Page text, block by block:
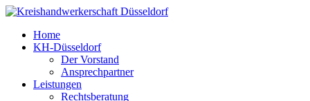
Home
KH-Düsseldorf
Der Vorstand
Ansprechpartner
Leistungen
Rechtsberatung